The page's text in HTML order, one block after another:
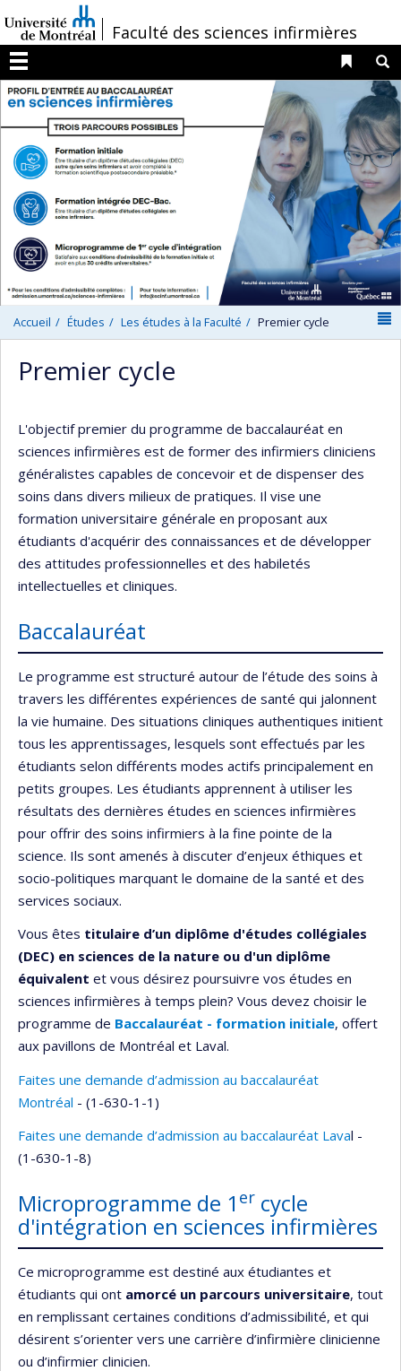
au
contenu
/Faculté des sciences infirmières
Menu
Liens
Accueil Études Les études à la Faculté Premier cycle
Premier cycle
L'objectif premier du programme de baccalauréat en
sciences infirmières est de former des infirmiers cliniciens
généralistes capables de concevoir et de dispenser des
soins dans divers milieux de pratiques. Il vise une
formation universitaire générale en proposant aux
étudiants d'acquérir des connaissances et de développer
des attitudes professionnelles et des habiletés
intellectuelles et cliniques.
Baccalauréat
Le programme est structuré autour de l’étude des soins à
travers les différentes expériences de santé qui jalonnent
la vie humaine. Des situations cliniques authentiques initient
tous les apprentissages, lesquels sont effectués par les
étudiants selon différents modes actifs principalement en
petits groupes. Les étudiants apprennent à utiliser les
résultats des dernières études en sciences infirmières
pour offrir des soins infirmiers à la fine pointe de la
science. Ils sont amenés à discuter d’enjeux éthiques et
socio-politiques marquant le domaine de la santé et des
services sociaux.
Vous êtes titulaire d’un diplôme d'études collégiales
(DEC) en sciences de la nature ou d'un diplôme
équivalent et vous désirez poursuivre vos études en
sciences infirmières à temps plein? Vous devez choisir le
programme de Baccalauréat - formation initiale, offert
aux pavillons de Montréal et Laval.
Faites une demande d’admission au baccalauréat
Montréal - (1-630-1-1)
Faites une demande d’admission au baccalauréat Laval -
(1-630-1-8)
Microprogramme de 1 er cycle
d'intégration en sciences infirmières
Ce microprogramme est destiné aux étudiantes et
étudiants qui ont amorcé un parcours universitaire, tout
en remplissant certaines conditions d’admissibilité, et qui
désirent s’orienter vers une carrière d’infirmière clinicienne
ou d’infirmier clinicien.